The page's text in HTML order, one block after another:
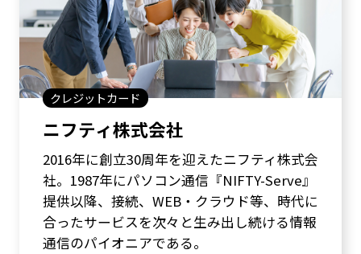
ニフティ株式会社
クレジットカード
2016年に創立30周年を迎えたニフティ株式会
社。1987年にパソコン通信『NIFTY-Serve』
提供以降、接続、WEB・クラウド等、時代に
合ったサービスを次々と生み出し続ける情報
通信のパイオニアである。